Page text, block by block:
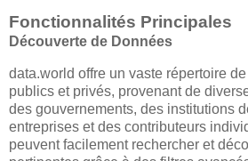
Fonctionnalités Principales
Découverte de Données
data.world offre un vaste répertoire
publics et privés, provenant de
des gouvernements, des institutions
entreprises et des contributeurs
peuvent facilement rechercher et